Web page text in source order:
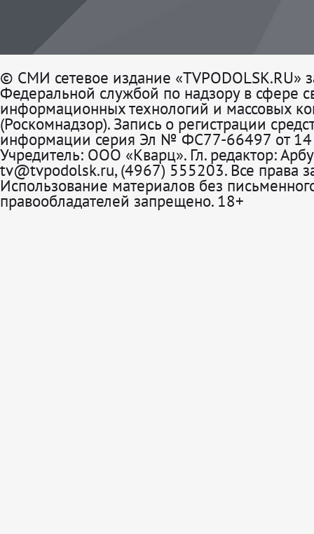
© СМИ сетевое издание «TVPODOLSK.RU»
Федеральной службой по надзору в сфере
информационных технологий и массовых
(Роскомнадзор). Запись о регистрации
информации серия Эл № ФС77-66497 от 14
Учредитель: ООО «Кварц». Гл. редактор:
tv@tvpodolsk.ru, (4967) 555203. Все права
Использование материалов без
правообладателей запрещено. 18+